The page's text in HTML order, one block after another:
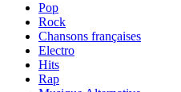
Pop
Rock
Chansons françaises
Electro
Hits
Rap